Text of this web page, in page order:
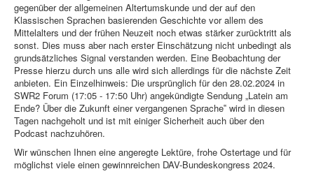
gegenüber der allgemeinen Altertumskunde und der auf den
Klassischen Sprachen basierenden Geschichte vor allem des
Mittelalters und der frühen Neuzeit noch etwas stärker zurücktritt als
sonst. Dies muss aber nach erster Einschätzung nicht unbedingt als
grundsätzliches Signal verstanden werden. Eine Beobachtung der
Presse hierzu durch uns alle wird sich allerdings für die nächste Zeit
anbieten. Ein Einzelhinweis: Die ursprünglich für den 28.02.2024 in
SWR2 Forum (17:05 - 17:50 Uhr) angekündigte Sendung „Latein am
Ende? Über die Zukunft einer vergangenen Sprache‟ wird in diesen
Tagen nachgeholt und ist mit einiger Sicherheit auch über den
Podcast nachzuhören.
Wir wünschen Ihnen eine angeregte Lektüre, frohe Ostertage und für
möglichst viele einen gewinnreichen DAV-Bundeskongress 2024.